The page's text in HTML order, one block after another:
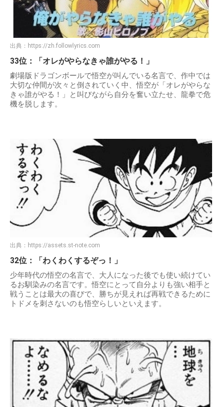
出典： https://zh.followlyrics.com
33位：「オレがやらなきゃ誰がやる！」
劇場版ドラゴンボールで悟空が叫んでいる名言で、作中では
大切な仲間が次々と倒されていく中、悟空が「オレがやらな
きゃ誰がやる！」と叫びながら自分を奮い立たせ、龍拳で危
機を脱します。
出典： https://assets.st-note.com
32位：「わくわくするぞっ！」
少年時代の悟空の名言で、大人になった後でも使い続けてい
るお馴染みの名言です。悟空にとって自分よりも強い相手と
戦うことは最大の喜びで、勝ちが見えれば再戦できるために
トドメを刺さないのも悟空らしいといえます。